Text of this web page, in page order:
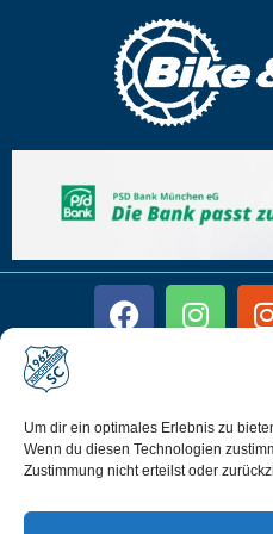
Um dir ein optimales Erlebnis zu
Wenn du diesen Technologien
Zustimmung nicht erteilst oder
Impressum
Disclaimer
Datenschutz